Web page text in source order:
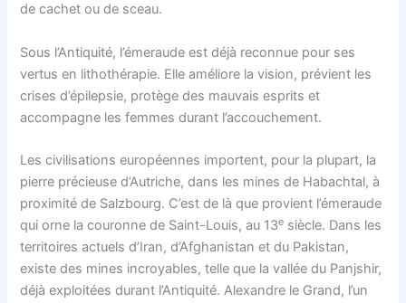
de cachet ou de sceau.
Sous l’Antiquité, l’émeraude est déjà reconnue pour ses
vertus en lithothérapie. Elle améliore la vision, prévient les
crises d’épilepsie, protège des mauvais esprits et
accompagne les femmes durant l’accouchement.
Les civilisations européennes importent, pour la plupart, la
pierre précieuse d’Autriche, dans les mines de Habachtal, à
proximité de Salzbourg. C’est de là que provient l’émeraude
qui orne la couronne de Saint-Louis, au 13e siècle. Dans les
territoires actuels d’Iran, d’Afghanistan et du Pakistan,
existe des mines incroyables, telle que la vallée du Panjshir,
déjà exploitées durant l’Antiquité. Alexandre le Grand, l’un